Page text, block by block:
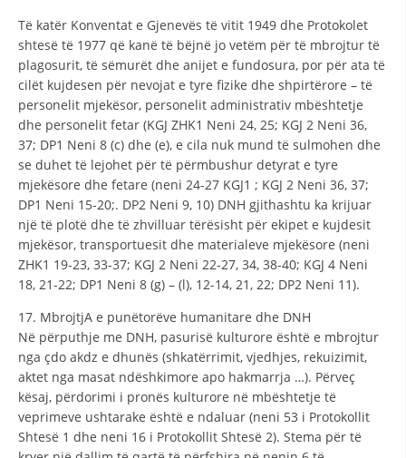
Të katër Konventat e Gjenevës të vitit 1949 dhe Protokolet
shtesë të 1977 që kanë të bëjnë jo vetëm për të mbrojtur të
plagosurit, të sëmurët dhe anijet e fundosura, por për ata të
cilët kujdesen për nevojat e tyre fizike dhe shpirtërore – të
personelit mjekësor, personelit administrativ mbështetje
dhe personelit fetar (KGJ ZHK1 Neni 24, 25; KGJ 2 Neni 36,
37; DP1 Neni 8 (c) dhe (e), e cila nuk mund të sulmohen dhe
se duhet të lejohet për të përmbushur detyrat e tyre
mjekësore dhe fetare (neni 24-27 KGJ1 ; KGJ 2 Neni 36, 37;
DP1 Neni 15-20;. DP2 Neni 9, 10) DNH gjithashtu ka krijuar
një të plotë dhe të zhvilluar tërësisht për ekipet e kujdesit
mjekësor, transportuesit dhe materialeve mjekësore (neni
ZHK1 19-23, 33-37; KGJ 2 Neni 22-27, 34, 38-40; KGJ 4 Neni
18, 21-22; DP1 Neni 8 (g) – (l), 12-14, 21, 22; DP2 Neni 11).
17. MbrojtjA e punëtorëve humanitare dhe DNH
Në përputhje me DNH, pasurisë kulturore është e mbrojtur
nga çdo akdz e dhunës (shkatërrimit, vjedhjes, rekuizimit,
aktet nga masat ndëshkimore apo hakmarrja …). Përveç
kësaj, përdorimi i pronës kulturore në mbështetje të
veprimeve ushtarake është e ndaluar (neni 53 i Protokollit
Shtesë 1 dhe neni 16 i Protokollit Shtesë 2). Stema për të